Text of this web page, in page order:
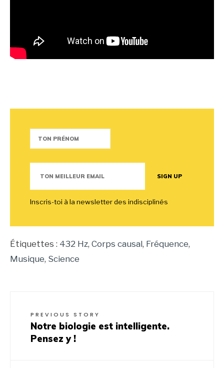
Inscris-toi à la newsletter des indisciplinés
Étiquettes : 432 Hz, Corps causal, Fréquence,
Musique, Science
PREVIOUS STORY
Notre biologie est intelligente.
Pensez y !